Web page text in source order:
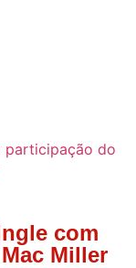
com
Miller